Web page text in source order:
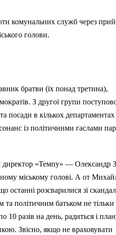
комунальних служб через
голови.
братви (їх понад третина),
З другої групи
посади в кількох департаментах
із політичними гаслами
директор «Темпу» — Олександр
міському голові. А от
останні розсварилися зі
політичним батьком не
разів на день, радиться і
Звісно, якщо не враховувати